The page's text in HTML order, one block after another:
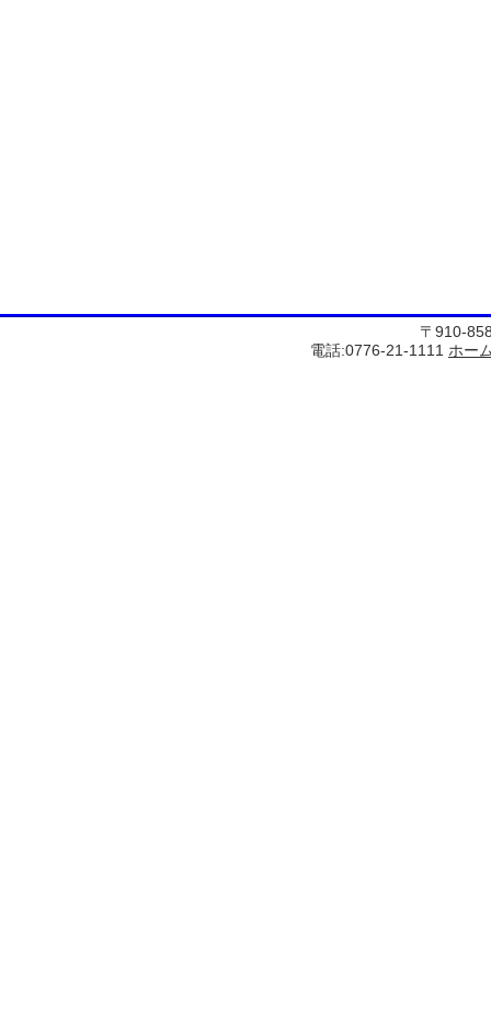
〒910-
電話:0776-21-1111 ホー